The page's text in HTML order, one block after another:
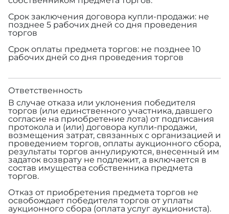
Срок заключения договора купли-продажи: не
позднее 5 рабочих дней со дня проведения
торгов
Срок оплаты предмета торгов: не позднее 10
рабочих дней со дня проведения торгов
Ответственность
В случае отказа или уклонения победителя
торгов (или единственного участника, давшего
согласие на приобретение лота) от подписания
протокола и (или) договора купли-продажи,
возмещения затрат, связанных с организацией и
проведением торгов, оплаты аукционного сбора,
результаты торгов аннулируются, внесенный им
задаток возврату не подлежит, а включается в
состав имущества собственника предмета
торгов.
Отказ от приобретения предмета торгов не
освобождает победителя торгов от уплаты
аукционного сбора (оплата услуг аукциониста).